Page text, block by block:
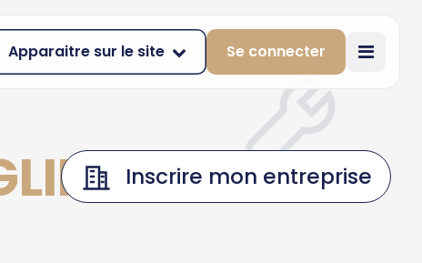
Apparaitre sur le site Se connecter
Inscrire mon entreprise